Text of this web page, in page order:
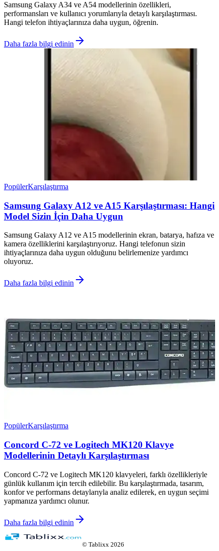
Samsung Galaxy A34 ve A54 modellerinin özellikleri,
performansları ve kullanıcı yorumlarıyla detaylı karşılaştırması.
Hangi telefon ihtiyaçlarınıza daha uygun, öğrenin.
Daha fazla bilgi edinin
PopülerKarşılaştırma
Samsung Galaxy A12 ve A15 Karşılaştırması: Hangi
Model Sizin İçin Daha Uygun
Samsung Galaxy A12 ve A15 modellerinin ekran, batarya, hafıza ve
kamera özelliklerini karşılaştırıyoruz. Hangi telefonun sizin
ihtiyaçlarınıza daha uygun olduğunu belirlemenize yardımcı
oluyoruz.
Daha fazla bilgi edinin
PopülerKarşılaştırma
Concord C-72 ve Logitech MK120 Klavye
Modellerinin Detaylı Karşılaştırması
Concord C-72 ve Logitech MK120 klavyeleri, farklı özellikleriyle
günlük kullanım için tercih edilebilir. Bu karşılaştırmada, tasarım,
konfor ve performans detaylarıyla analiz edilerek, en uygun seçimi
yapmanıza yardımcı olunur.
Daha fazla bilgi edinin
© Tablixx 2026